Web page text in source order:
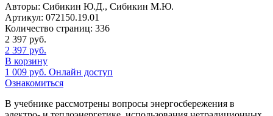
Авторы: Сибикин Ю.Д., Сибикин М.Ю.
Артикул: 072150.19.01
Количество страниц: 336
2 397 руб.
2 397 руб.
В корзину
1 009 руб. Онлайн доступ
Ознакомиться
В учебнике рассмотрены вопросы энергосбережения в